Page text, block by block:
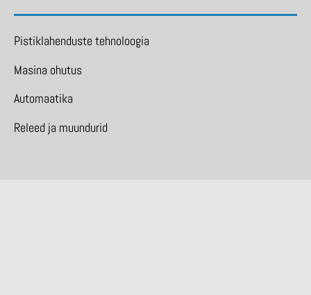
Pistiklahenduste tehnoloogia
Masina ohutus
Automaatika
Releed ja muundurid